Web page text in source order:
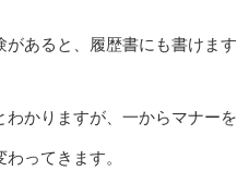
あると、履歴書にも書けま
わかりますが、一からマナー
ってきます。